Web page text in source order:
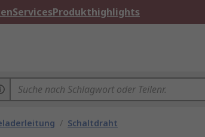
ServicesProdukthighlights
/ Schaltdraht